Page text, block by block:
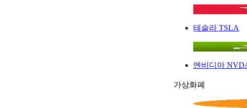
테슬라 TSLA
엔비디아
가상화폐